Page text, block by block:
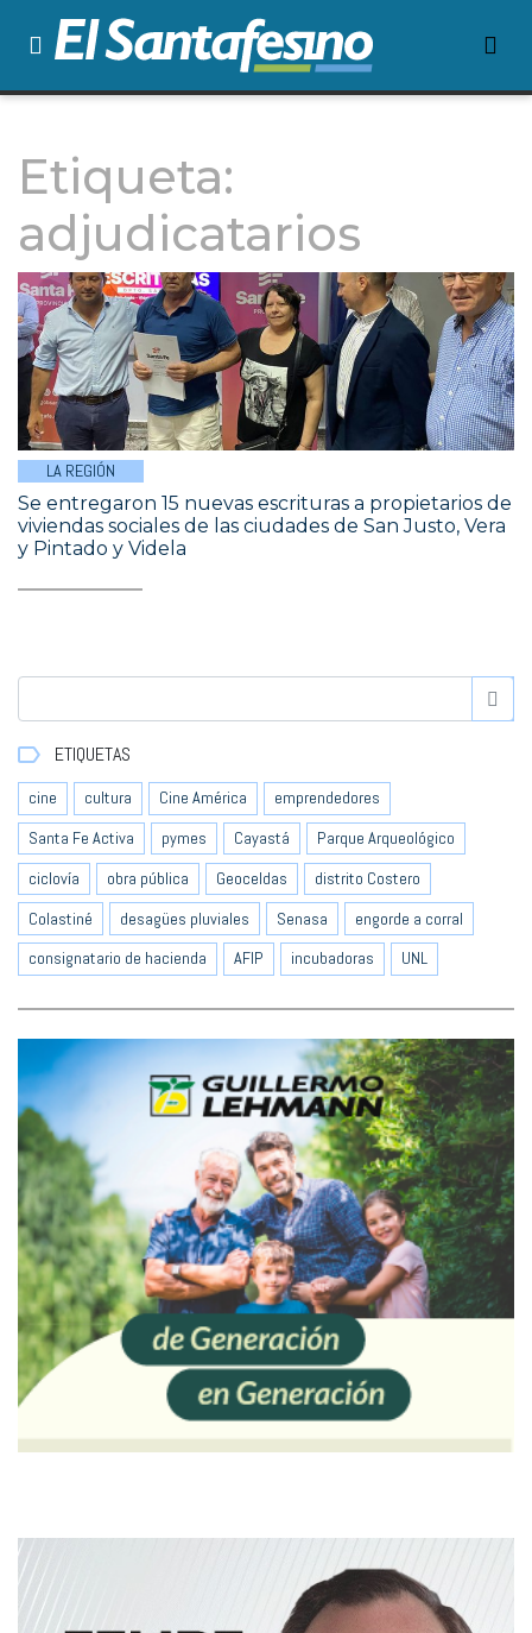
Etiqueta:
adjudicatarios
LA REGIÓN
Se entregaron 15 nuevas escrituras a propietarios de
viviendas sociales de las ciudades de San Justo, Vera
y Pintado y Videla
ETIQUETAS
cine cultura Cine América
emprendedores
Santa Fe Activa
pymes Cayastá
Parque Arqueológico
ciclovía
obra pública Geoceldas
distrito Costero
Colastiné
desagües pluviales Senasa
engorde a corral
consignatario de hacienda
AFIP incubadoras UNL